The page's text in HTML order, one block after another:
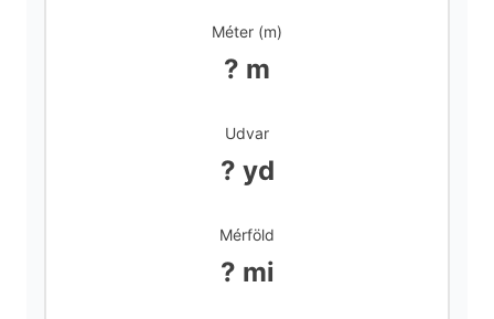
Méter (m)
? m
Udvar
? yd
Mérföld
? mi